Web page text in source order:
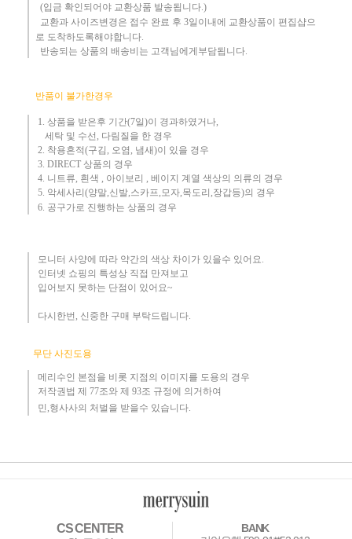
(입금 확인되어야 교환상품 발송됩니다.)​
교환과 사이즈변경은 접수 완료 후 3일이내에 교환상품이 편집샵으
로 도착하도록해야합니다.
​ 반송되는 상품의 배송비는 고객님에게부담됩니다.
반품이 불가한경우
1. 상품을 받은후 기간(7일)이 경과하였거나,
세탁 및 수선, 다림질을 한 경우
2. 착용흔적(구김, 오염, 냄새)이 있을 경우
3. DIRECT 상품의 경우
4. 니트류, 흰색 , 아이보리 , 베이지 계열 색상의 의류의 경우
​5. 악세사리(양말,신발,스카프,모자,목도리,장갑등)의 경우
6. 공구가로 진행하는 상품의 경우​
모니터 사양에 따라 약간의 색상 차이가 있을수 있어요.
인터넷 쇼핑의 특성상 직접 만져보고
입어보지 못하는 단점이 있어요~
다시한번, 신중한 구매 부탁드립니다
무단 사진도용
메리수인 본점을 비롯 지점의 이미지를 도용의 경우​
저작권법 제 77조와 제 93조 규정에 의거하여
민,형사사의 처벌을 받을수 있습니다.
CS CENTER
BANK